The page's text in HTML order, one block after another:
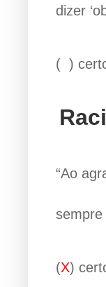
dizer
( )
“Ao
sempre
(X)